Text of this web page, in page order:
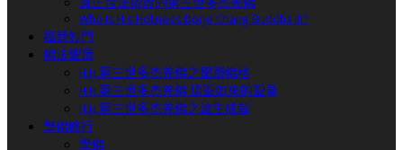
Who Is His Holiness Dorje Chang Buddha III?
福慧妙門
佛法聖蹟
H.H.第三世多杰羌佛之聖蹟佛格
H.H.第三世多杰羌佛 頂聖如來的聖量
H.H.第三世多杰羌佛之渡生成就
學佛修行
學佛